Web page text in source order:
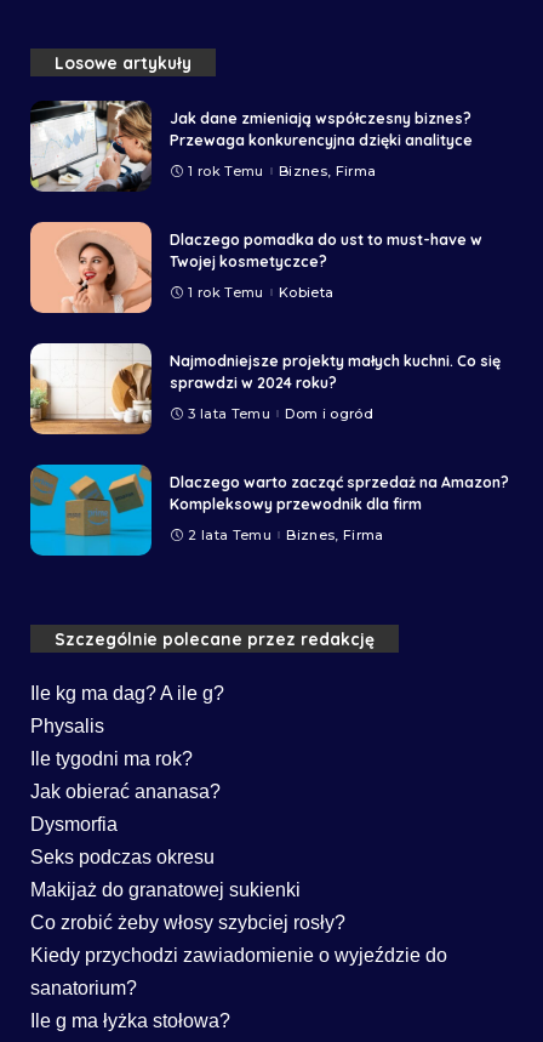
Losowe artykuły
Jak dane zmieniają współczesny biznes?
Przewaga konkurencyjna dzięki analityce
1 rok Temu Biznes, Firma
Dlaczego pomadka do ust to must-have w
Twojej kosmetyczce?
1 rok Temu Kobieta
Najmodniejsze projekty małych kuchni. Co się
sprawdzi w 2024 roku?
3 lata Temu Dom i ogród
Dlaczego warto zacząć sprzedaż na Amazon?
Kompleksowy przewodnik dla firm
2 lata Temu Biznes, Firma
Szczególnie polecane przez redakcję
Ile kg ma dag? A ile g?
Physalis
Ile tygodni ma rok?
Jak obierać ananasa?
Dysmorfia
Seks podczas okresu
Makijaż do granatowej sukienki
Co zrobić żeby włosy szybciej rosły?
Kiedy przychodzi zawiadomienie o wyjeździe do
sanatorium?
Ile g ma łyżka stołowa?